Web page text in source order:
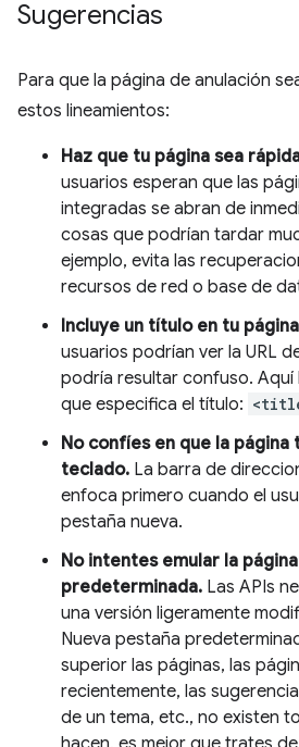
Sugerencias
Para que la página de anulación
estos lineamientos:
Haz que tu página sea
usuarios esperan que las
integradas se abran de
cosas que podrían tardar
ejemplo, evita las
recursos de red o base de
Incluye un título en tu
usuarios podrían ver la URL
podría resultar confuso. Aquí
que especifica el título:
No confíes en que la
teclado. La barra de
enfoca primero cuando el
pestaña nueva.
No intentes emular la
predeterminada. Las APIs
una versión ligeramente
Nueva pestaña
superior las páginas, las
recientemente, las
de un tema, etc., no existen